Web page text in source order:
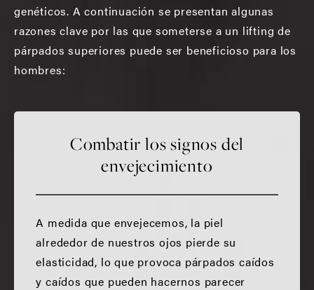
genéticos. A continuación se presentan algunas
razones clave por las que someterse a un lifting de
párpados superiores puede ser beneficioso para los
hombres:
Combatir los signos del
envejecimiento
A medida que envejecemos, la piel
alrededor de nuestros ojos pierde su
elasticidad, lo que provoca párpados caídos
y caídos que pueden hacernos parecer